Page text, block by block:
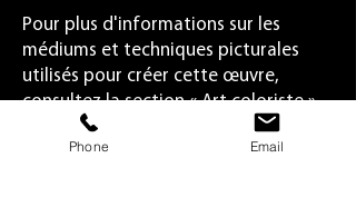
Pour plus d'informations sur les
médiums et techniques picturales
utilisés pour créer cette œuvre,
consultez la section « Art coloriste »
de ce site web.
Phone Email